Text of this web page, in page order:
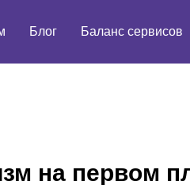
Блог Баланс сервисов
на первом